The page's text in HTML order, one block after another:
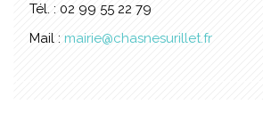
Tél. : 02 99 55 22 79
Mail : mairie@chasnesurillet.fr